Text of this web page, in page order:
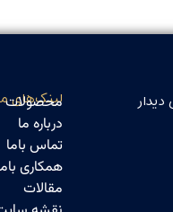
لینک‌های
محصولات
درباره ما
تماس باما
همکاری
مقالات